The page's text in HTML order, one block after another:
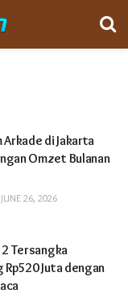
Arkade di Jakarta
Omzet Bulanan
26, 2026
Tersangka
Rp520 Juta dengan